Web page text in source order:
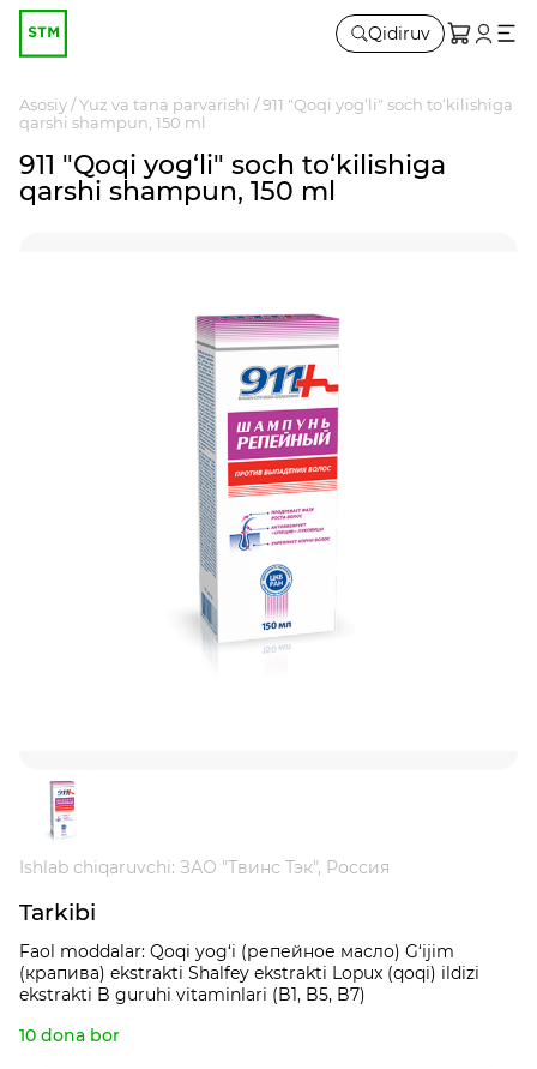
Qidiruv
Asosiy Yuz va tana parvarishi
911 "Qoqi yog‘li" soch to‘kilishiga
qarshi shampun, 150 ml
911 "Qoqi yog‘li" soch to‘kilishiga
qarshi shampun, 150 ml
Ishlab chiqaruvchi: ЗАО "Твинс Тэк", Россия
Tarkibi
Faol moddalar: Qoqi yog‘i (репейное масло) G‘ijim
(крапива) ekstrakti Shalfey ekstrakti Lopux (qoqi) ildizi
ekstrakti B guruhi vitaminlari (B1, B5, B7)
10 dona bor